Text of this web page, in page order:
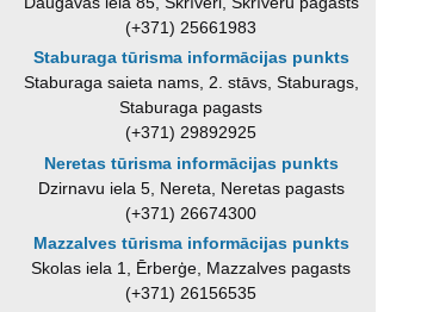
(+371) 25661983
Staburaga tūrisma informācijas punkts
Staburaga saieta nams, 2. stāvs, Staburags,
Staburaga pagasts
(+371) 29892925
Neretas tūrisma informācijas punkts
Dzirnavu iela 5, Nereta, Neretas pagasts
(+371) 26674300
Mazzalves tūrisma informācijas punkts
Skolas iela 1, Ērberģe, Mazzalves pagasts
(+371) 26156535